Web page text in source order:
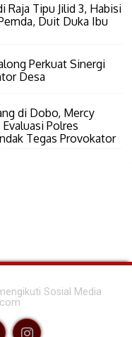
Raja Tipu Jilid 3, Habisi
Duit Duka Ibu
Perkuat Sinergi
Desa
di Dobo, Mercy
Polres
Tegas Provokator
Sosial Media